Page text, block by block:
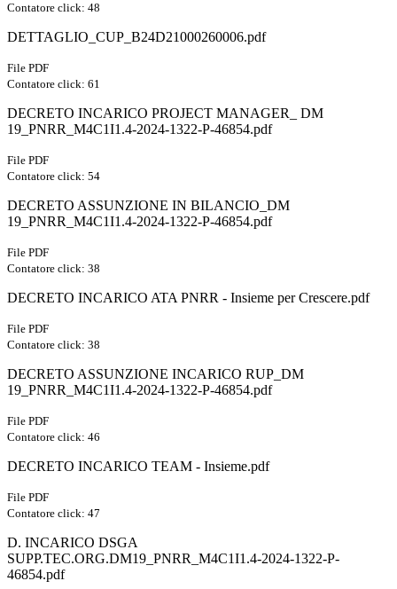
Contatore click: 48
DETTAGLIO_CUP_B24D21000260006.pdf
File PDF
Contatore click: 61
DECRETO INCARICO PROJECT MANAGER_ DM
19_PNRR_M4C1I1.4-2024-1322-P-46854.pdf
File PDF
Contatore click: 54
DECRETO ASSUNZIONE IN BILANCIO_DM
19_PNRR_M4C1I1.4-2024-1322-P-46854.pdf
File PDF
Contatore click: 38
DECRETO INCARICO ATA PNRR - Insieme per Crescere.pdf
File PDF
Contatore click: 38
DECRETO ASSUNZIONE INCARICO RUP_DM
19_PNRR_M4C1I1.4-2024-1322-P-46854.pdf
File PDF
Contatore click: 46
DECRETO INCARICO TEAM - Insieme.pdf
File PDF
Contatore click: 47
D. INCARICO DSGA
SUPP.TEC.ORG.DM19_PNRR_M4C1I1.4-2024-1322-P-
46854.pdf